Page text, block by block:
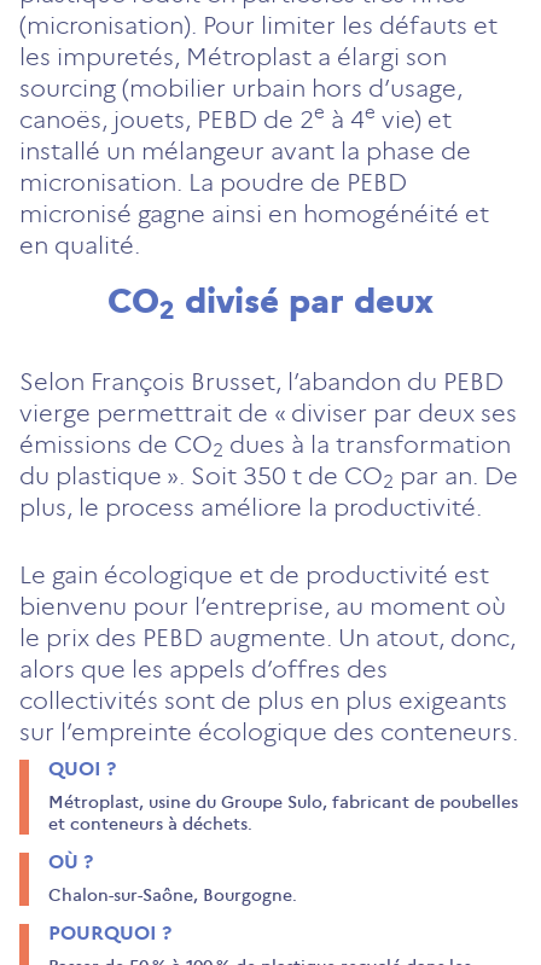
(micronisation). Pour limiter les défauts et
les impuretés, Métroplast a élargi son
sourcing (mobilier urbain hors d’usage,
canoës, jouets, PEBD de 2e à 4e vie) et
installé un mélangeur avant la phase de
micronisation. La poudre de PEBD
micronisé gagne ainsi en homogénéité et
en qualité.
CO2 divisé par deux
Selon François Brusset, l’abandon du PEBD
vierge permettrait de « diviser par deux ses
émissions de CO2 dues à la transformation
du plastique ». Soit 350 t de CO2 par an. De
plus, le process améliore la productivité.
Le gain écologique et de productivité est
bienvenu pour l’entreprise, au moment où
le prix des PEBD augmente. Un atout, donc,
alors que les appels d’offres des
collectivités sont de plus en plus exigeants
sur l’empreinte écologique des conteneurs.
QUOI ?
Métroplast, usine du Groupe Sulo, fabricant de poubelles
et conteneurs à déchets.
OÙ ?
Chalon-sur-Saône, Bourgogne.
POURQUOI ?